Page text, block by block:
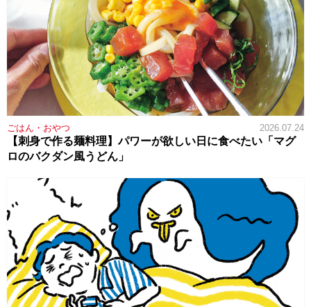
ごはん・おやつ 2026.07.24
【刺身で作る麺料理】パワーが欲しい日に食べたい「マグ
ロのバクダン風うどん」